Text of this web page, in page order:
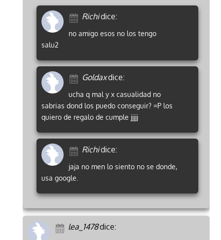
Richidice:
no amigo esos no los tengo
salu2
Goldaxdice:
ucha q mal y x casualidad no
sabrias dond los puedo conseguir? =P los
quiero de regalo de cumple jjjjj
Richidice:
jaja no men lo siento no se donde,
usa google.
lea_1478dice: